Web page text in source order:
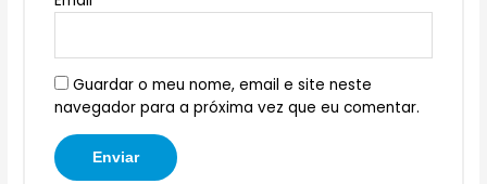
Guardar o meu nome, email e site neste
navegador para a próxima vez que eu comentar.